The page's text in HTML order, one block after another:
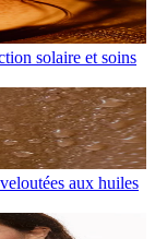
solaire et soins
aux huiles